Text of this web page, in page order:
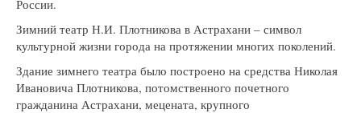
России.
Зимний театр Н.И. Плотникова в Астрахани – символ
культурной жизни города на протяжении многих поколений.
Здание зимнего театра было построено на средства Николая
Ивановича Плотникова, потомственного почетного
гражданина Астрахани, мецената, крупного